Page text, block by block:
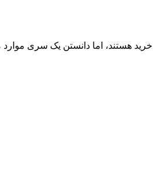
هستند، اما دانستن یک سری موارد